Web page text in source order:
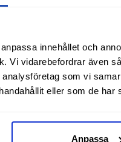
innehållet och
Vi vidarebefordrar även
som vi
eller som de
Anpassa